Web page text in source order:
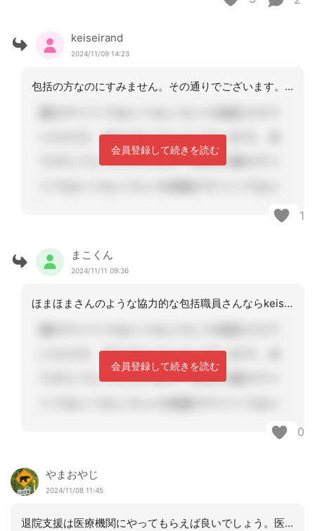
keiseirand
2024/11/09 14:23
包括の方なのにすみません。その通りでございます。新人で引き継ぎの方で色々勉強させ
会員登録して続きを読む
1
まこくん
2024/11/11 09:36
ほまほまさんのような協力的な包括職員さんならkeiseirandさんも私達も困ら
会員登録して続きを読む
0
やまおやじ
2024/11/08 11:45
退院支援は医療機関にやってもらえば良いでしょう。医療機関→生活保護実施機関→医療